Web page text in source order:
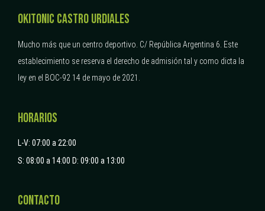
OKITONIC CASTRO URDIALES
Mucho más que un centro deportivo. C/ República Argentina 6. Este
establecimiento se reserva el derecho de admisión tal y como dicta la
ley en el BOC-92 14 de mayo de 2021.
HORARIOS
L-V: 07:00 a 22:00
S: 08:00 a 14:00 D: 09:00 a 13:00
CONTACTO